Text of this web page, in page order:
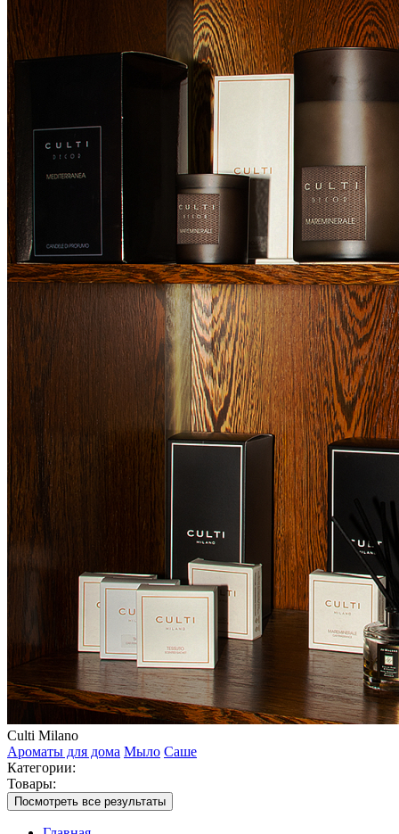
Culti Milano
Ароматы для дома Мыло Саше
Категории:
Товары:
Посмотреть все результаты